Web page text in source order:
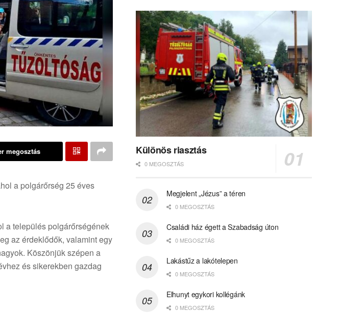
megosztás
a polgárőrség 25 éves
a település polgárőrségének
az érdeklődők, valamint egy
Köszönjük szépen a
és sikerekben gazdag
Különös riasztás
0 MEGOSZTÁS
Megjelent „Jézus” a téren
0 MEGOSZTÁS
Családi ház égett a Szabadság úton
0 MEGOSZTÁS
Lakástűz a lakótelepen
0 MEGOSZTÁS
Elhunyt egykori kollégánk
0 MEGOSZTÁS